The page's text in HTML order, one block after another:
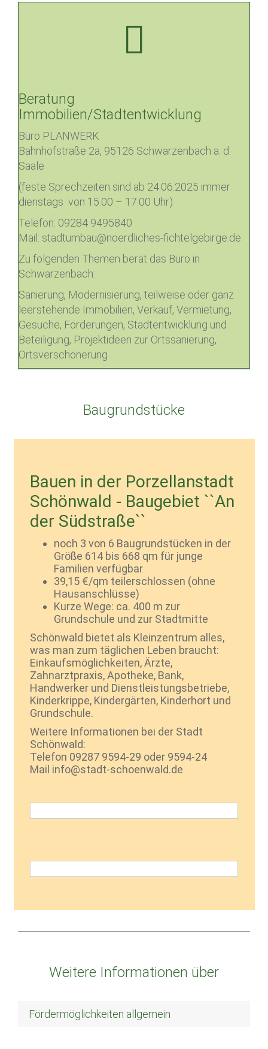
Beratung
Immobilien/Stadtentwicklung
Büro PLANWERK
Bahnhofstraße 2a, 95126 Schwarzenbach a. d.
Saale
(feste Sprechzeiten sind ab 24.06.2025 immer
dienstags von 15.00 – 17.00 Uhr)
Telefon: 09284 9495840
Mail: stadtumbau@noerdliches-fichtelgebirge.de
Zu folgenden Themen berät das Büro in
Schwarzenbach:
Sanierung, Modernisierung, teilweise oder ganz
leerstehende Immobilien, Verkauf, Vermietung,
Gesuche, Förderungen, Stadtentwicklung und
Beteiligung, Projektideen zur Ortssanierung,
Ortsverschönerung
Baugrundstücke
Bauen in der Porzellanstadt
Schönwald - Baugebiet ``An
der Südstraße``
noch 3 von 6 Baugrundstücken in der
Größe 614 bis 668 qm für junge
Familien verfügbar
39,15 €/qm teilerschlossen (ohne
Hausanschlüsse)
Kurze Wege: ca. 400 m zur
Grundschule und zur Stadtmitte
Schönwald bietet als Kleinzentrum alles,
was man zum täglichen Leben braucht:
Einkaufsmöglichkeiten, Ärzte,
Zahnarztpraxis, Apotheke, Bank,
Handwerker und Dienstleistungsbetriebe,
Kinderkrippe, Kindergärten, Kinderhort und
Grundschule.
Weitere Informationen bei der Stadt
Schönwald:
Telefon 09287 9594-29 oder 9594-24
Mail info@stadt-schoenwald.de
Weitere Informationen über
Fördermöglichkeiten allgemein